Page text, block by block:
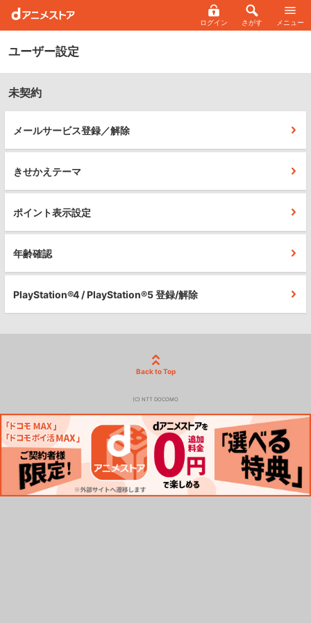
ログイン さがす メニュー
ユーザー設定
未契約
メールサービス登録／解除
きせかえテーマ
ポイント表示設定
年齢確認
PlayStation®4 / PlayStation®5 登録/解除
Back to Top
(C) NTT DOCOMO